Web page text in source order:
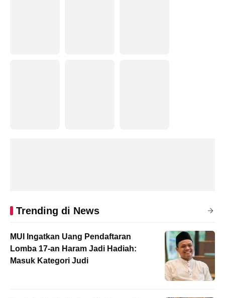
Trending di News
MUI Ingatkan Uang Pendaftaran
Lomba 17-an Haram Jadi Hadiah:
Masuk Kategori Judi